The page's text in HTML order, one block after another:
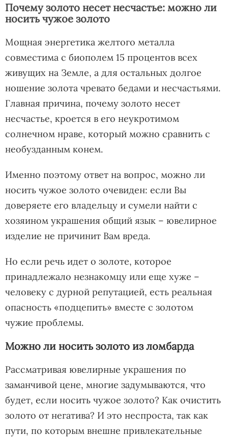
Почему золото несет несчастье: можно ли
носить чужое золото
Мощная энергетика желтого металла
совместима с биополем 15 процентов всех
живущих на Земле, а для остальных долгое
ношение золота чревато бедами и несчастьями.
Главная причина, почему золото несет
несчастье, кроется в его неукротимом
солнечном нраве, который можно сравнить с
необузданным конем.
Именно поэтому ответ на вопрос, можно ли
носить чужое золото очевиден: если Вы
доверяете его владельцу и сумели найти с
хозяином украшения общий язык – ювелирное
изделие не причинит Вам вреда.
Но если речь идет о золоте, которое
принадлежало незнакомцу или еще хуже –
человеку с дурной репутацией, есть реальная
опасность «подцепить» вместе с золотом
чужие проблемы.
Можно ли носить золото из ломбарда
Рассматривая ювелирные украшения по
заманчивой цене, многие задумываются, что
будет, если носить чужое золото? Как очистить
золото от негатива? И это неспроста, так как
пути, по которым внешне привлекательные